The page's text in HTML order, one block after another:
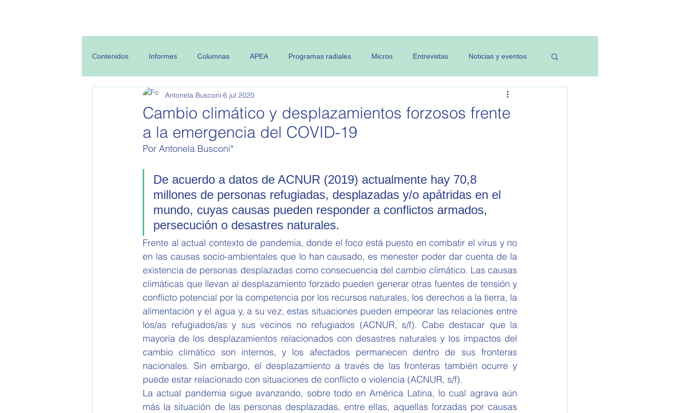
Contenidos Informes Columnas APEA Programas radiales Micros Entrevistas Noticias y eventos
Cambio climático y desplazamientos forzosos frente
a la emergencia del COVID-19
Antonela Busconi 6 jul 2020
Por Antonela Busconi*
De acuerdo a datos de ACNUR (2019) actualmente hay 70,8
millones de personas refugiadas, desplazadas y/o apátridas en el
mundo, cuyas causas pueden responder a conflictos armados,
persecución o desastres naturales.
Frente al actual contexto de pandemia, donde el foco está puesto en combatir el virus y no
en las causas socio-ambientales que lo han causado, es menester poder dar cuenta de la
existencia de personas desplazadas como consecuencia del cambio climático. Las causas
climáticas que llevan al desplazamiento forzado pueden generar otras fuentes de tensión y
conflicto potencial por la competencia por los recursos naturales, los derechos a la tierra, la
alimentación y el agua y, a su vez, estas situaciones pueden empeorar las relaciones entre
los/as refugiados/as y sus vecinos no refugiados (ACNUR, s/f). Cabe destacar que la
mayoría de los desplazamientos relacionados con desastres naturales y los impactos del
cambio climático son internos, y los afectados permanecen dentro de sus fronteras
nacionales. Sin embargo, el desplazamiento a través de las fronteras también ocurre y
puede estar relacionado con situaciones de conflicto o violencia (ACNUR, s/f).
La actual pandemia sigue avanzando, sobre todo en América Latina, lo cual agrava aún
más la situación de las personas desplazadas, entre ellas, aquellas forzadas por causas